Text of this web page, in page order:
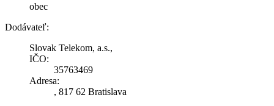
obec
Dodávateľ:
Slovak Telekom, a.s.,
IČO:
35763469
Adresa:
, 817 62 Bratislava